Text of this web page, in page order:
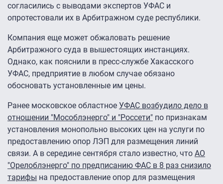
согласились с выводами экспертов УФАС и
опротестовали их в Арбитражном суде республики.
Компания еще может обжаловать решение
Арбитражного суда в вышестоящих инстанциях.
Однако, как пояснили в пресс-службе Хакасского
УФАС, предприятие в любом случае обязано
обосновать установленные им цены.
Ранее московское областное УФАС возбудило дело в
отношении "Мособлэнерго" и "Россети" по признакам
установления монопольно высоких цен на услуги по
предоставлению опор ЛЭП для размещения линий
связи. А в середине сентября стало известно, что АО
"Орелоблэнерго" по предписанию ФАС в 8 раз снизило
тарифы на предоставление опор для размещения